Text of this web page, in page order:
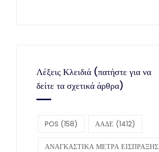
Λέξεις Κλειδιά (πατήστε για να
δείτε τα σχετικά άρθρα)
POS (158) ΑΑΔΕ (1412)
ΑΝΑΓΚΑΣΤΙΚΑ ΜΕΤΡΑ ΕΙΣΠΡΑΞΗΣ